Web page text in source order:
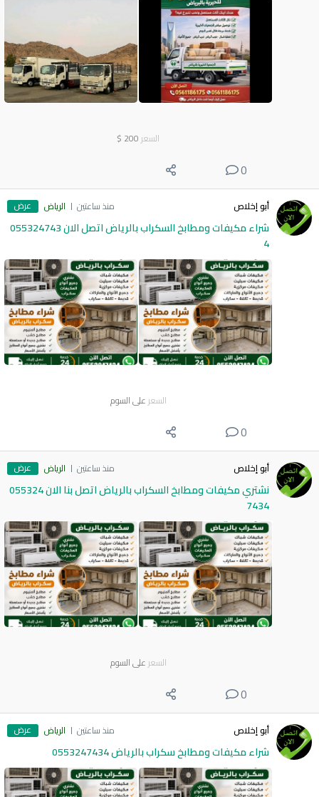
السعر 200
$
0
أبو إخلاص منذ ساعتين الرياض عرض
شراء مكيفات ومطابخ السكراب بالرياض اتصل الان 055324743
4
السعر على السوم
0
أبو إخلاص منذ ساعتين الرياض عرض
نشتري مكيفات ومطابخ السكراب بالرياض اتصل بنا الان 055324
7434
السعر على السوم
0
أبو إخلاص منذ ساعتين الرياض عرض
شراء مكيفات ومطابخ سكراب بالرياض 0553247434